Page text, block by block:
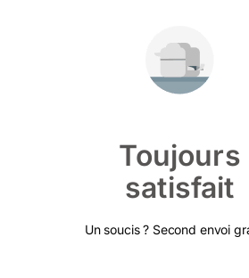
Toujours
satisfait
Un soucis ? Second envoi